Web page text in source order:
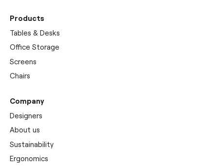
Products
Tables & Desks
Office Storage
Screens
Chairs
Company
Designers
About us
Sustainability
Ergonomics